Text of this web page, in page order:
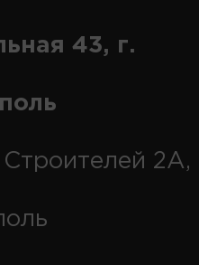
43, г.
Строителей 2А,